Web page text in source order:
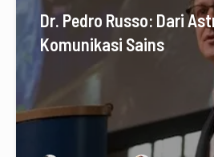
Dr. Pedro Russo: Dari
Komunikasi Sains